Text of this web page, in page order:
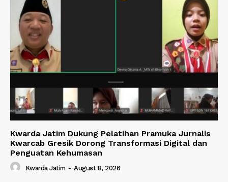
Kwarda Jatim Dukung Pelatihan Pramuka Jurnalis
Kwarcab Gresik Dorong Transformasi Digital dan
Penguatan Kehumasan
Kwarda Jatim - August 8, 2026